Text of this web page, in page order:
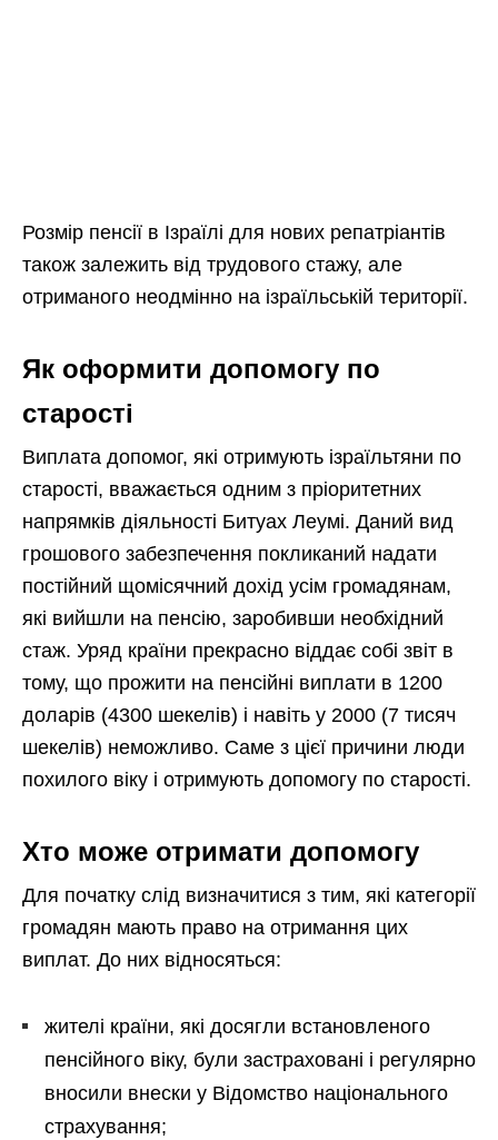
Розмір пенсії в Ізраїлі для нових репатріантів
також залежить від трудового стажу, але
отриманого неодмінно на ізраїльській території.
Як оформити допомогу по
старості
Виплата допомог, які отримують ізраїльтяни по
старості, вважається одним з пріоритетних
напрямків діяльності Битуах Леумі. Даний вид
грошового забезпечення покликаний надати
постійний щомісячний дохід усім громадянам,
які вийшли на пенсію, заробивши необхідний
стаж. Уряд країни прекрасно віддає собі звіт в
тому, що прожити на пенсійні виплати в 1200
доларів (4300 шекелів) і навіть у 2000 (7 тисяч
шекелів) неможливо. Саме з цієї причини люди
похилого віку і отримують допомогу по старості.
Хто може отримати допомогу
Для початку слід визначитися з тим, які категорії
громадян мають право на отримання цих
виплат. До них відносяться:
жителі країни, які досягли встановленого
пенсійного віку, були застраховані і регулярно
вносили внески у Відомство національного
страхування;